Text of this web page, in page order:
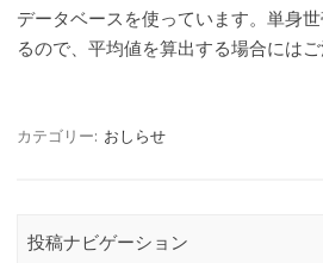
データベースを使っています。単身
るので、平均値を算出する場合にはご
カテゴリー: おしらせ
投稿ナビゲーション